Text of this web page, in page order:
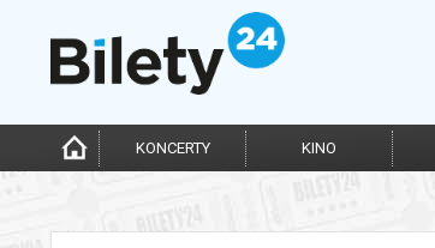
KONCERTY KINO